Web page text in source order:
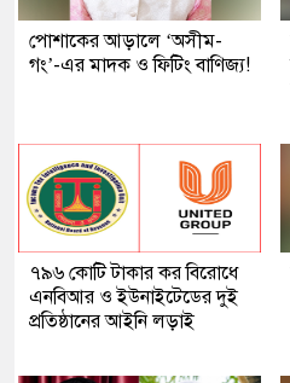
পোশাকের আড়ালে ‘অসীম-
গং’-এর মাদক ও ফিটিং বাণিজ্য!
৭৯৬ কোটি টাকার কর বিরোধে
এনবিআর ও ইউনাইটেডের দুই
প্রতিষ্ঠানের আইনি লড়াই